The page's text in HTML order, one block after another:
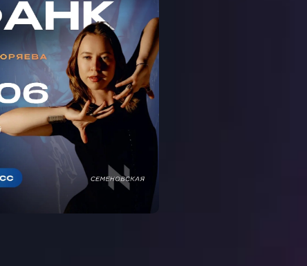
КЛАСС ДЖАЗ-
С ДАШЕЙ
НА